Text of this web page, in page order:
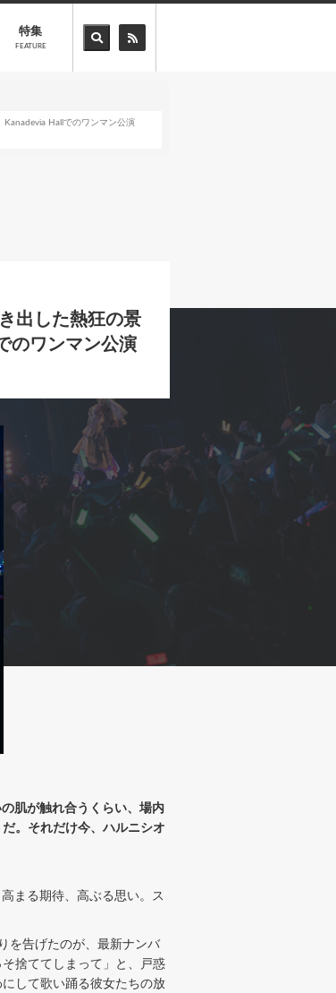
特集
FEATURE
Hallでのワンマン公演
出した熱狂の景
のワンマン公演
肌が触れ合うくらい、場内
。それだけ今、ハルニシオ
まる期待、高ぶる思い。ス
を告げたのが、最新ナンバ
捨ててしまって」と、戸惑
して歌い踊る彼女たちの放